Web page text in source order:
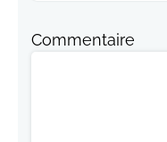
Commentaire